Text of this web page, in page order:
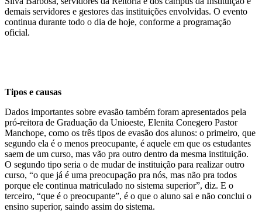
demais servidores e gestores das instituições envolvidas. O evento
continua durante todo o dia de hoje, conforme a programação
oficial.
Tipos e causas
Dados importantes sobre evasão também foram apresentados pela
pró-reitora de Graduação da Unioeste, Elenita Conegero Pastor
Manchope, como os três tipos de evasão dos alunos: o primeiro, que
segundo ela é o menos preocupante, é aquele em que os estudantes
saem de um curso, mas vão pra outro dentro da mesma instituição.
O segundo tipo seria o de mudar de instituição para realizar outro
curso, “o que já é uma preocupação pra nós, mas não pra todos
porque ele continua matriculado no sistema superior”, diz. E o
terceiro, “que é o preocupante”, é o que o aluno sai e não conclui o
ensino superior, saindo assim do sistema.